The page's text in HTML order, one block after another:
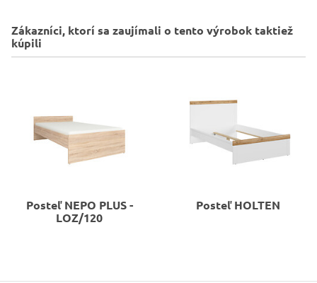
Zákazníci, ktorí sa zaujímali o tento výrobok taktiež
kúpili
Posteľ NEPO PLUS -
LOZ/120
Posteľ HOLTEN